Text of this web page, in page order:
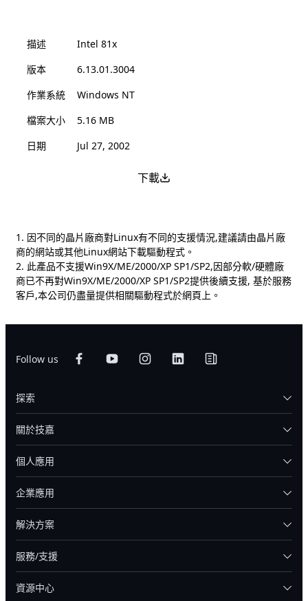
描述
Intel 81x
版本
6.13.01.3004
作業系統
Windows NT
檔案大小
5.16 MB
日期
Jul 27, 2002
下載
1. 因不同的晶片廠商對Linux有不同的支援情況,建議請由晶片廠
商的網站或其他Linux網站下載驅動程式。
2. 此產品不支援Win9X/ME/2000/XP SP1/SP2,因部分軟/硬體廠
商已不再對Win9X/ME/2000/XP SP1/SP2提供後續支援, 基於服務
客戶,本公司仍盡量提供相關驅動程式於網頁上。
Follow us
探索
關於技嘉
個人應用
企業應用
解決方案
服務/支援
資源中心